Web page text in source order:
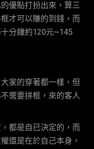
優點打扮出來，算三
才可以賺的到錢，而
分鐘約120元~145
家的穿著都一樣，但
需要拼框，來的客人
都是自已決定的，而
還是在於自己本身，